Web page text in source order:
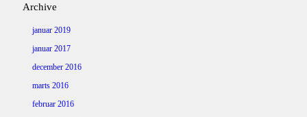
Archive
januar 2019
januar 2017
december 2016
marts 2016
februar 2016